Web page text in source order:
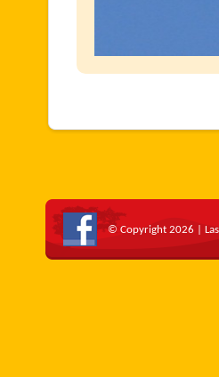
© Copyright 2026 |